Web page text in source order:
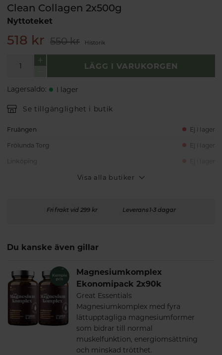
Clean Collagen 2x500g
Nyttoteket
518 kr 550 kr Historik
LÄGG I VARUKORGEN
Lagersaldo: I lager
Se tillgänglighet i butik
Fruängen Ej i lager
Frölunda Torg Ej i lager
Visa alla butiker
Fri frakt vid 299 kr Leverans 1-3 dagar
Du kanske även gillar
Magnesiumkomplex
Ekonomipack 2x90k
Great Essentials
Magnesiumkomplex med fyra
lättupptagliga magnesiumformer
som bidrar till normal
muskelfunktion, energiomsättning
och minskad trötthet.